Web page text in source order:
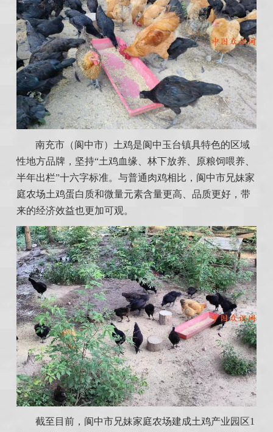
南充市（阆中市）土鸡是阆中玉台镇具特色的区域
性地方品牌，坚持“土鸡血缘、林下放养、原粮饲喂养、
半年出栏”十六字标准。与普通肉鸡相比，阆中市兄妹家
庭农场土鸡蛋白质和微量元素含量更高、品质更好，带
来的经济效益也更加可观。
截至目前，阆中市兄妹家庭农场建成土鸡产业园区1